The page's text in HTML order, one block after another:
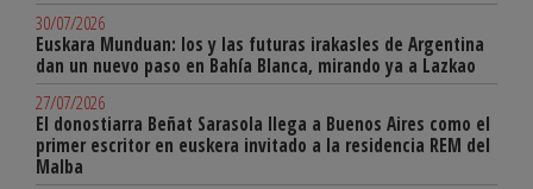
30/07/2026
Euskara Munduan: los y las futuras irakasles de Argentina
dan un nuevo paso en Bahía Blanca, mirando ya a Lazkao
27/07/2026
El donostiarra Beñat Sarasola llega a Buenos Aires como el
primer escritor en euskera invitado a la residencia REM del
Malba